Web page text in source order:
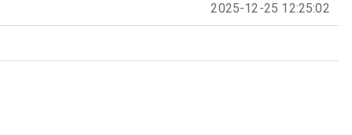
2025-12-25 12:25:02